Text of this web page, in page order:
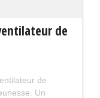
de
de
Un